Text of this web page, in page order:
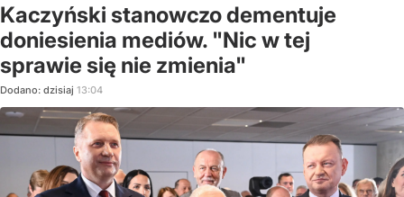
Kaczyński stanowczo dementuje
doniesienia mediów. "Nic w tej
sprawie się nie zmienia"
Dodano: dzisiaj 13:04